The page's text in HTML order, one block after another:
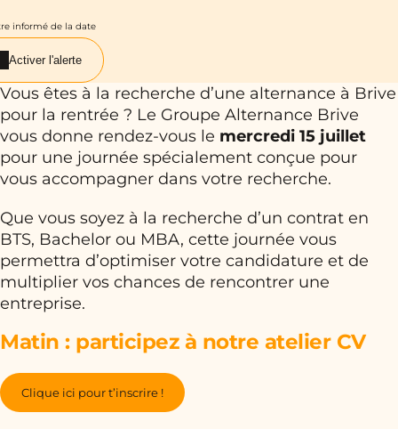
informé de la date
Activer l'alerte
Vous êtes à la recherche d’une alternance à Brive
pour la rentrée ? Le Groupe Alternance Brive
vous donne rendez-vous le mercredi 15 juillet
pour une journée spécialement conçue pour
vous accompagner dans votre recherche.
Que vous soyez à la recherche d’un contrat en
BTS, Bachelor ou MBA, cette journée vous
permettra d’optimiser votre candidature et de
multiplier vos chances de rencontrer une
entreprise.
Matin : participez à notre atelier CV
Clique ici pour t’inscrire !